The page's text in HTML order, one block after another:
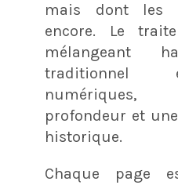
mais dont les
encore. Le
mélangeant
traditionnel
profondeur et
historique.
Chaque page